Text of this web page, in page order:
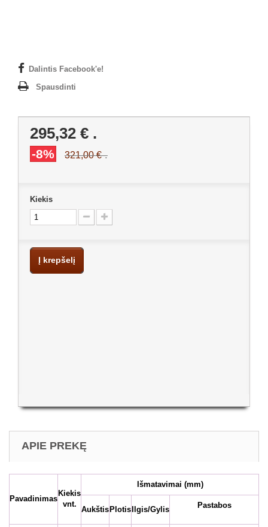
Dalintis Facebook'e!
Spausdinti
295,32 € .
-8% 321,00 €.
Kiekis
Į krepšelį
APIE PREKĘ
Pavadinimas
Kiekis
vnt.
Išmatavimai (mm)
Aukštis Plotis Ilgis/Gylis Pastabos